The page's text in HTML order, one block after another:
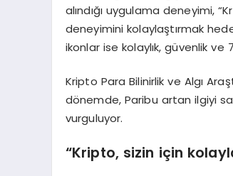
alındığı uygulama deneyimi,
deneyimini kolaylaştırmak
ikonlar ise kolaylık, güvenlik
Kripto Para Bilinirlik ve Algı
dönemde, Paribu artan ilgiyi
vurguluyor.
“Kripto, sizin için